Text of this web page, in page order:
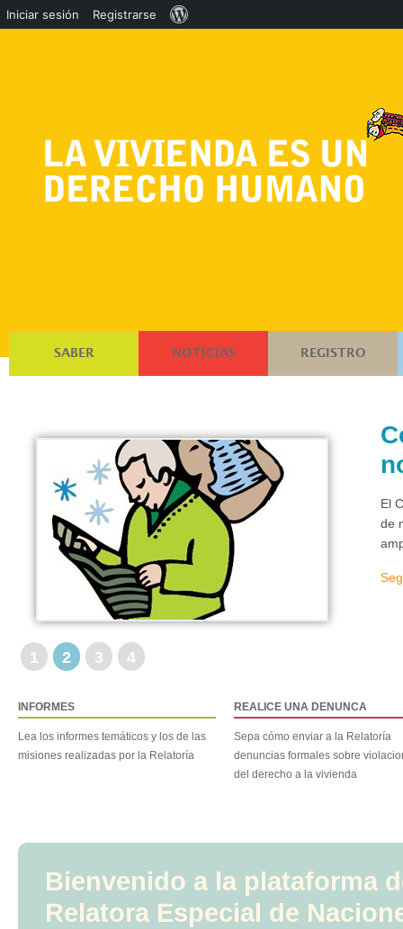
SABER NOTICIAS REGISTRO
El
de
1 2 3 4
INFORMES
Lea los informes temáticos y los de las
misiones realizadas por la Relatoría
REALICE UNA DENUNCA
Sepa cómo enviar a la Relatoría
denuncias formales sobre
del derecho a la vivienda
Bienvenido a la plataforma
Relatora Especial de
Iniciar sesión Registrarse